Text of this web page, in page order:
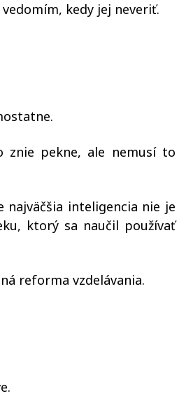
kedy jej neveriť.
znie pekne, ale nemusí to
najväčšia inteligencia nie je
ktorý sa naučil používať
reforma vzdelávania.